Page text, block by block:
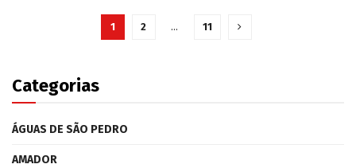
1 2 … 11
Categorias
ÁGUAS DE SÃO PEDRO
AMADOR